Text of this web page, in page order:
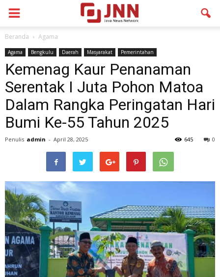
Beranda Agama
Agama Bengkulu Daerah Masyarakat Pemerintahan
Kemenag Kaur Penanaman
Serentak I Juta Pohon Matoa
Dalam Rangka Peringatan Hari
Bumi Ke-55 Tahun 2025
Penulis admin - April 28, 2025 0
645